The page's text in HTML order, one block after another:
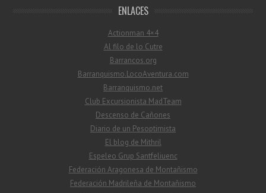
ENLACES
Actionman 4×4
Al filo de lo Cutre
Barrancos.org
Barranquismo.LocoAventura.com
Barranquismo.net
Club Excursionista MadTeam
Descenso de Cañones
Diario de un Pesoptimista
El blog de Mithril
Espeleo Grup Santfeliuenc
Federación Aragonesa de Montañismo
Federación Madrileña de Montañismo